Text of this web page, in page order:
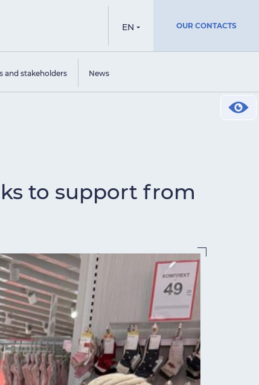
EN OUR CONTACTS
and stakeholders News
to support from